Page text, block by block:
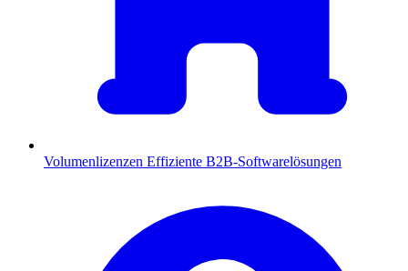
Volumenlizenzen Effiziente B2B-Softwarelösungen